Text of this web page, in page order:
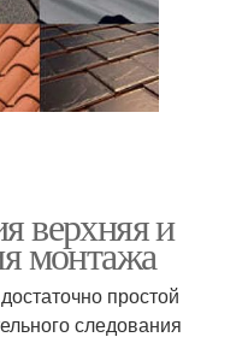
верхняя и
монтажа
простой
следования